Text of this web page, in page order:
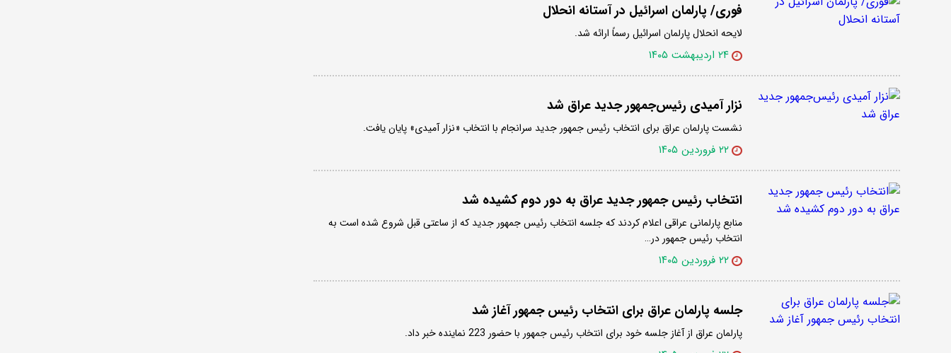
فوری/ پارلمان اسرائیل در آستانه انحلال
لایحه انحلال پارلمان اسرائیل رسماً ارائه شد.
۲۴ اردیبهشت ۱۴۰۵
نزار آمیدی رئیس‌جمهور جدید عراق شد
نشست پارلمان عراق برای انتخاب رئیس جمهور جدید سرانجام با انتخاب «نزار آمیدی» پایان یافت.
۲۲ فروردین ۱۴۰۵
انتخاب رئیس جمهور جدید عراق به دور دوم کشیده شد
منابع پارلمانی عراقی اعلام کردند که جلسه انتخاب رئیس جمهور جدید که از ساعتی قبل شروع شده است به
انتخاب رئیس جمهور در…
۲۲ فروردین ۱۴۰۵
جلسه پارلمان عراق برای انتخاب رئیس جمهور آغاز شد
پارلمان عراق از آغاز جلسه خود برای انتخاب رئیس جمهور با حضور 223 نماینده خبر داد.